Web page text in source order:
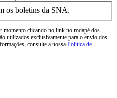
os boletins da SNA.
momento clicando no link no rodapé dos
utilizados exclusivamente para o envio dos
consulte a nossa Política de